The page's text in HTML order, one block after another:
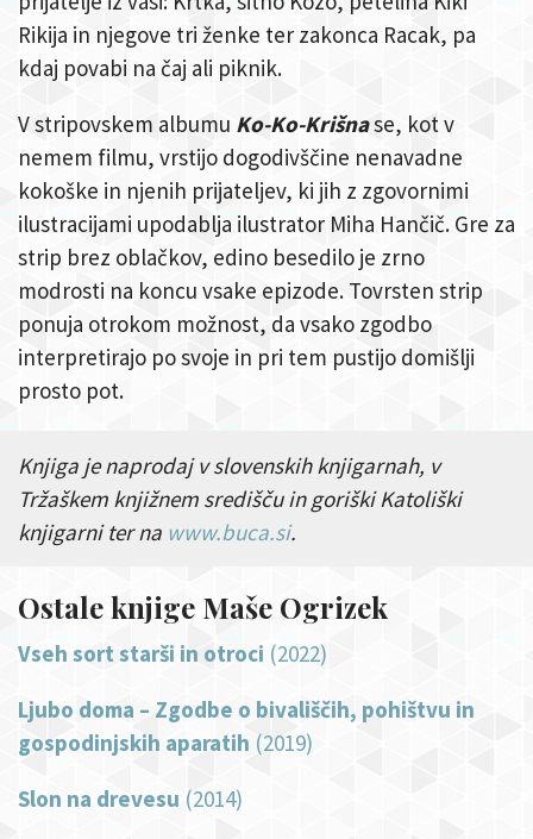
Rikija in njegove tri ženke ter zakonca Racak, pa
kdaj povabi na čaj ali piknik.
V stripovskem albumu Ko-Ko-Krišnase, kot v
nemem filmu, vrstijo dogodivščine nenavadne
kokoške in njenih prijateljev, ki jih z zgovornimi
ilustracijami upodablja ilustrator Miha Hančič. Gre za
strip brez oblačkov, edino besedilo je zrno
modrosti na koncu vsake epizode. Tovrsten strip
ponuja otrokom možnost, da vsako zgodbo
interpretirajo po svoje in pri tem pustijo domišlji
prosto pot.
Knjiga je naprodaj v slovenskih knjigarnah, v
Tržaškem knjižnem središču in goriški Katoliški
knjigarni ter na www.buca.si.
Ostale knjige Maše Ogrizek
Vseh sort starši in otroci (2022)
Ljubo doma – Zgodbe o bivališčih, pohištvu in
gospodinjskih aparatih (2019)
Slon na drevesu (2014)